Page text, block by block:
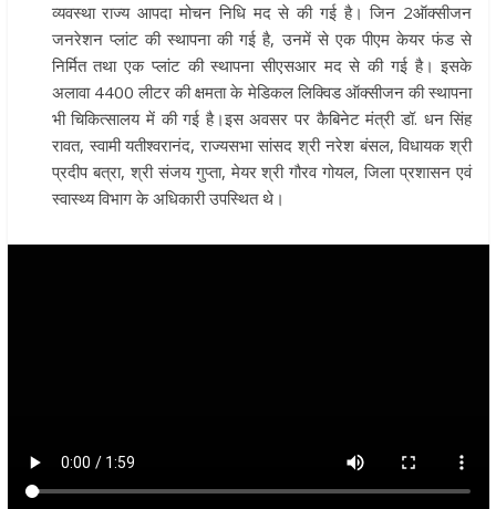
व्यवस्था राज्य आपदा मोचन निधि मद से की गई है। जिन 2ऑक्सीजन
जनरेशन प्लांट की स्थापना की गई है, उनमें से एक पीएम केयर फंड से
निर्मित तथा एक प्लांट की स्थापना सीएसआर मद से की गई है। इसके
अलावा 4400 लीटर की क्षमता के मेडिकल लिक्विड ऑक्सीजन की स्थापना
भी चिकित्सालय में की गई है।इस अवसर पर कैबिनेट मंत्री डॉ. धन सिंह
रावत, स्वामी यतीश्वरानंद, राज्यसभा सांसद श्री नरेश बंसल, विधायक श्री
प्रदीप बत्रा, श्री संजय गुप्ता, मेयर श्री गौरव गोयल, जिला प्रशासन एवं
स्वास्थ्य विभाग के अधिकारी उपस्थित थे।